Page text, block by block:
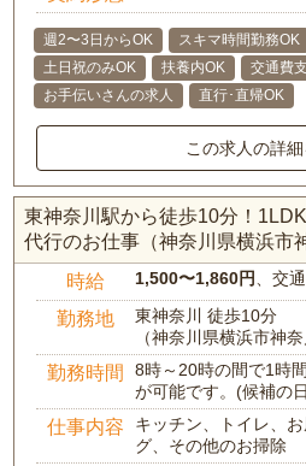
週2〜3日からOK スキマ時間勤務OK
土日祝のみOK
扶養内OK 交通費
お手伝いさんの求人
直行･直帰OK
この求人の詳
東神奈川駅から徒歩10分！
代行のお仕事（神奈川県横浜市
時給 1,500〜1,860円 、交
勤務地
東神奈川 徒歩10分
（神奈川県横浜市神奈
勤務時間
8時～20時の間で1時
が可能です。(候補の
仕事内容
キッチン、トイレ、
グ、その他のお掃除